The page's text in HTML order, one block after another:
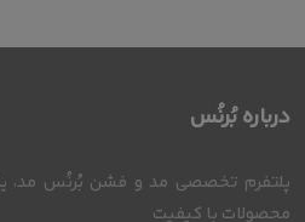
درباره بُرنُس
پلتفرم تخصصی مد و فشن بُرنُس مد،
محصولات با کیفیت